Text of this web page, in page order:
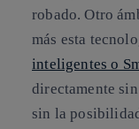
robado. Otro
más esta
inteligentes o
directamente
sin la